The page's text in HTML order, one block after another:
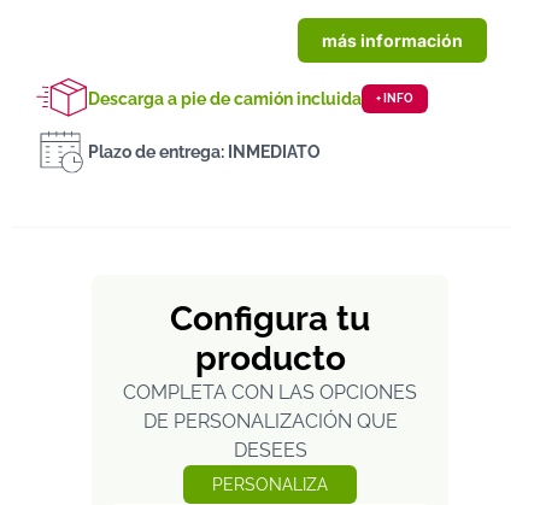
más información
Descarga a pie de camión incluida + INFO
Plazo de entrega: INMEDIATO
Configura tu
producto
COMPLETA CON LAS OPCIONES
DE PERSONALIZACIÓN QUE
DESEES
PERSONALIZA